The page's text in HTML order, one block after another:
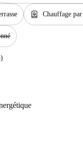
water_heater Chauffage